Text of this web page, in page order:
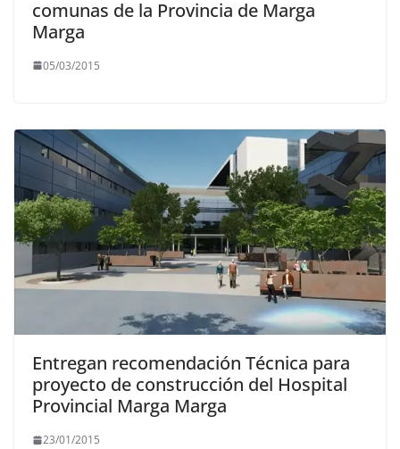
comunas de la Provincia de Marga
Marga
05/03/2015
Entregan recomendación Técnica para
proyecto de construcción del Hospital
Provincial Marga Marga
23/01/2015